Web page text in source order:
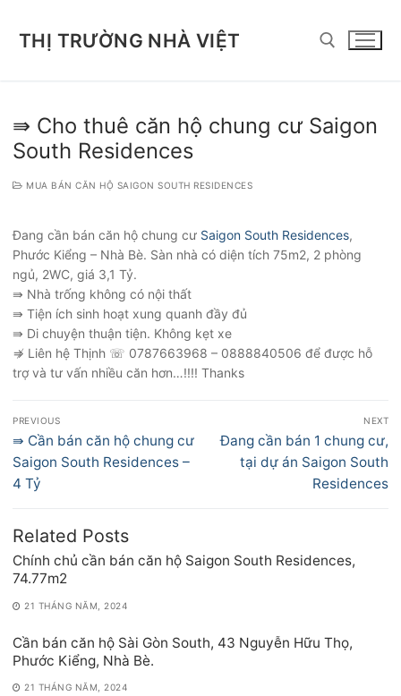
THỊ TRƯỜNG NHÀ VIỆT
⇛ Cho thuê căn hộ chung cư Saigon
South Residences
MUA BÁN CĂN HỘ SAIGON SOUTH RESIDENCES
Đang cần bán căn hộ chung cư Saigon South Residences,
Phước Kiểng – Nhà Bè. Sàn nhà có diện tích 75m2, 2 phòng
ngủ, 2WC, giá 3,1 Tỷ.
⇛ Nhà trống không có nội thất
⇛ Tiện ích sinh hoạt xung quanh đầy đủ
⇛ Di chuyện thuận tiện. Không kẹt xe
⇏ Liên hệ Thịnh ☏ 0787663968 – 0888840506 để được hỗ
trợ và tư vấn nhiều căn hơn…!!!! Thanks
Điều
hướng
bài
viết
PREVIOUS
Previous
post:
⇛ Cần bán căn hộ chung cư
Saigon South Residences –
4 Tỷ
NEXT
Next
post:
Đang cần bán 1 chung cư,
tại dự án Saigon South
Residences
Related Posts
Chính chủ cần bán căn hộ Saigon South Residences,
74.77m2
21 THÁNG NĂM, 2024
Cần bán căn hộ Sài Gòn South, 43 Nguyễn Hữu Thọ,
Phước Kiểng, Nhà Bè.
21 THÁNG NĂM, 2024